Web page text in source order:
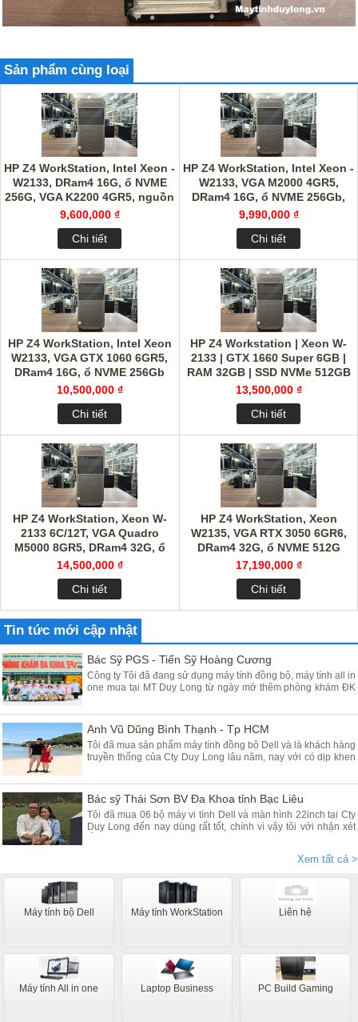
Sản phẩm cùng loại
HP Z4 WorkStation, Intel Xeon -
W2133, DRam4 16G, ổ NVME
256G, VGA K2200 4GR5, nguồn
750W
9,600,000 ₫
Chi tiết
HP Z4 WorkStation, Intel Xeon -
W2133, VGA M2000 4GR5,
DRam4 16G, ổ NVME 256Gb,
nguồn 750W
9,990,000 ₫
Chi tiết
HP Z4 WorkStation, Intel Xeon
W2133, VGA GTX 1060 6GR5,
DRam4 16G, ổ NVME 256Gb
siêu nhanh
10,500,000 ₫
Chi tiết
HP Z4 Workstation | Xeon W-
2133 | GTX 1660 Super 6GB |
RAM 32GB | SSD NVMe 512GB
13,500,000 ₫
Chi tiết
HP Z4 WorkStation, Xeon W-
2133 6C/12T, VGA Quadro
M5000 8GR5, DRam4 32G, ổ
NVME 512Gb
14,500,000 ₫
Chi tiết
HP Z4 WorkStation, Xeon
W2135, VGA RTX 3050 6GR6,
DRam4 32G, ổ NVME 512G
17,190,000 ₫
Chi tiết
Tin tức mới cập nhật
Bác Sỹ PGS - Tiến Sỹ Hoàng Cương
Công ty Tôi đã đang sử dụng máy tính đồng bộ, máy tính all in
one mua tại MT Duy Long từ ngày mở thêm phòng khám ĐK
chất lượng tốt giá hợp lý, Tôi đánh giá cao máy tính của các
Bạn cung cấp
Anh Vũ Dũng Bình Thạnh - Tp HCM
Tôi đã mua sản phẩm máy tính đồng bộ Dell và là khách hàng
truyền thống của Cty Duy Long lâu năm, nay với có dịp khen
dùng rất là tốt đảm bảo chất lượng, Cty tôi rất tin dùng máy
tính để bàn và nay lại mua dùng máy tính Dell all in one
Bác sỹ Thái Sơn BV Đa Khoa tỉnh Bạc Liêu
Tôi đã mua 06 bộ máy vi tính Dell và màn hình 22inch tại Cty
Duy Long đến nay dùng rất tốt, chính vì vậy tôi với nhận xét
Xem tất cả >
Máy tính bộ Dell Máy tính WorkStation Liên hệ
Máy tính All in one Laptop Business PC Build Gaming